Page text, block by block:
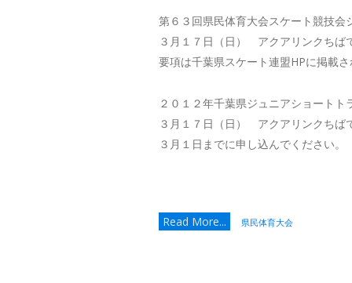
第６３回県民体育大会スケート競技
３月１７日（日） アクアリンクちば
要項は千葉県スケート連盟HPに掲載
２０１２年千葉県ジュニアショート
３月１７日（日） アクアリンクちば
３月１日までに申し込んでください。
Read More... 県民体育大会